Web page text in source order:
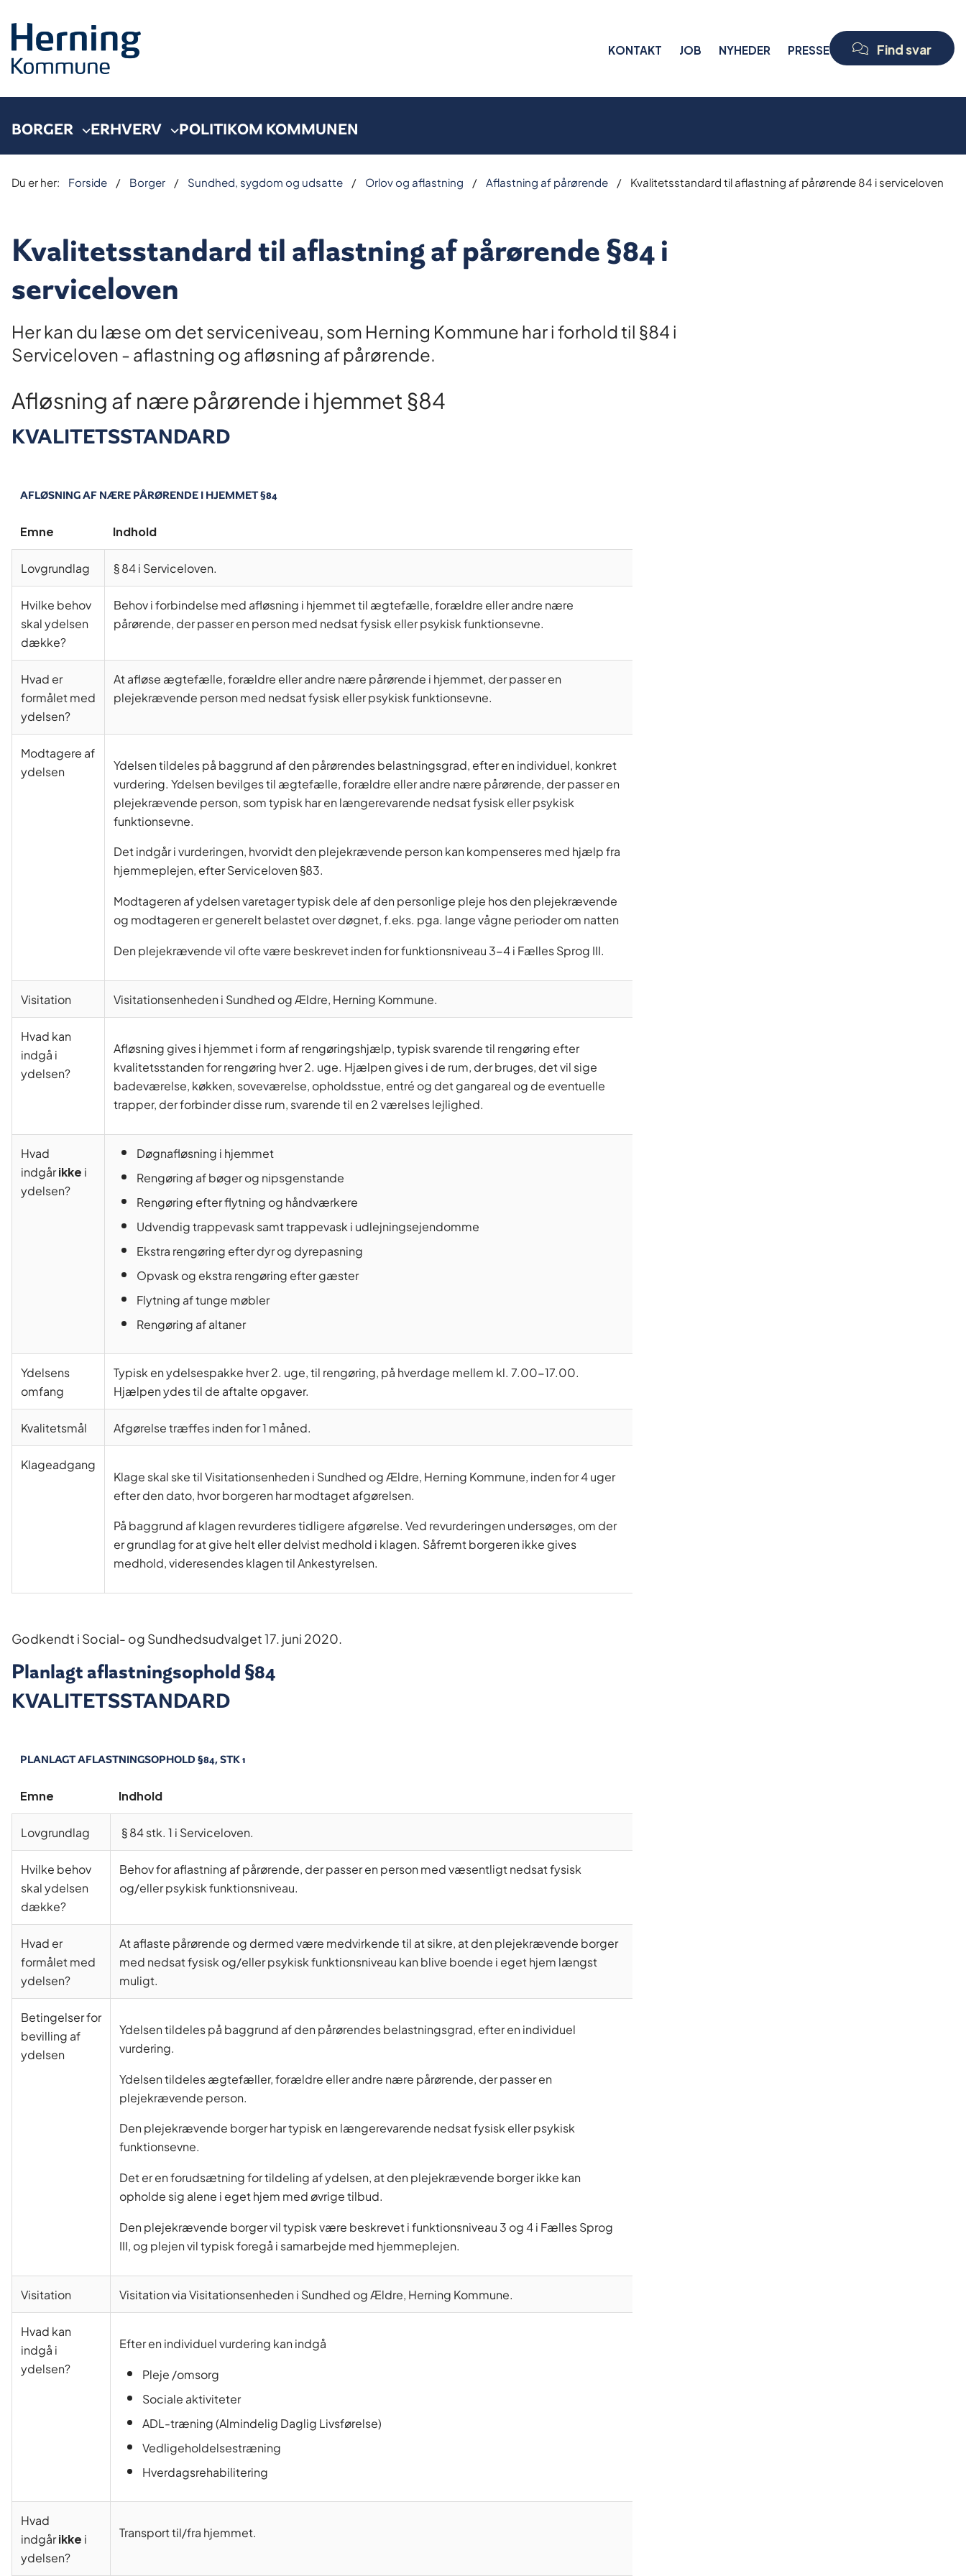
KONTAKT JOB NYHEDER PRESSE Find svar
BORGER ERHVERV POLITIKOM KOMMUNEN
Du er her: Forside Borger Sundhed, sygdom og udsatte Orlov og aflastning Aflastning af pårørende Kvalitetsstandard til aflastning af pårørende 84 i serviceloven
Kvalitetsstandard til aflastning af pårørende §84 i
serviceloven
Her kan du læse om det serviceniveau, som Herning Kommune har i forhold til §84 i
Serviceloven - aflastning og afløsning af pårørende.
Afløsning af nære pårørende i hjemmet §84
KVALITETSSTANDARD
AFLØSNING AF NÆRE PÅRØRENDE I HJEMMET §84
Emne
Indhold
Lovgrundlag
§ 84 i Serviceloven.
Hvilke behov
skal ydelsen
dække?
Behov i forbindelse med afløsning i hjemmet til ægtefælle, forældre eller andre nære
pårørende, der passer en person med nedsat fysisk eller psykisk funktionsevne.
Hvad er
formålet med
ydelsen?
At afløse ægtefælle, forældre eller andre nære pårørende i hjemmet, der passer en
plejekrævende person med nedsat fysisk eller psykisk funktionsevne.
Modtagere af
ydelsen
Ydelsen tildeles på baggrund af den pårørendes belastningsgrad, efter en individuel, konkret
vurdering. Ydelsen bevilges til ægtefælle, forældre eller andre nære pårørende, der passer en
plejekrævende person, som typisk har en længerevarende nedsat fysisk eller psykisk
funktionsevne.
Det indgår i vurderingen, hvorvidt den plejekrævende person kan kompenseres med hjælp fra
hjemmeplejen, efter Serviceloven §83.
Modtageren af ydelsen varetager typisk dele af den personlige pleje hos den plejekrævende
og modtageren er generelt belastet over døgnet, f.eks. pga. lange vågne perioder om natten
Den plejekrævende vil ofte være beskrevet inden for funktionsniveau 3-4 i Fælles Sprog III.
Visitation
Visitationsenheden i Sundhed og Ældre, Herning Kommune.
Hvad kan
indgå i
ydelsen?
Afløsning gives i hjemmet i form af rengøringshjælp, typisk svarende til rengøring efter
kvalitetsstanden for rengøring hver 2. uge. Hjælpen gives i de rum, der bruges, det vil sige
badeværelse, køkken, soveværelse, opholdsstue, entré og det gangareal og de eventuelle
trapper, der forbinder disse rum, svarende til en 2 værelses lejlighed.
Hvad
indgårikkei
ydelsen?
Døgnafløsning i hjemmet
Rengøring af bøger og nipsgenstande
Rengøring efter flytning og håndværkere
Udvendig trappevask samt trappevask i udlejningsejendomme
Ekstra rengøring efter dyr og dyrepasning
Opvask og ekstra rengøring efter gæster
Flytning af tunge møbler
Rengøring af altaner
Ydelsens
omfang
Typisk en ydelsespakke hver 2. uge, til rengøring, på hverdage mellem kl. 7.00-17.00.
Hjælpen ydes til de aftalte opgaver.
Kvalitetsmål
Afgørelse træffes inden for 1 måned.
Klageadgang
Klage skal ske til Visitationsenheden i Sundhed og Ældre, Herning Kommune, inden for 4 uger
efter den dato, hvor borgeren har modtaget afgørelsen.
På baggrund af klagen revurderes tidligere afgørelse. Ved revurderingen undersøges, om der
er grundlag for at give helt eller delvist medhold i klagen. Såfremt borgeren ikke gives
medhold, videresendes klagen til Ankestyrelsen.
Godkendt i Social- og Sundhedsudvalget 17. juni 2020.
Planlagt aflastningsophold §84
KVALITETSSTANDARD
PLANLAGT AFLASTNINGSOPHOLD §84, STK 1
Emne
Indhold
Lovgrundlag
§ 84 stk. 1 i Serviceloven.
Hvilke behov
skal ydelsen
dække?
Behov for aflastning af pårørende, der passer en person med væsentligt nedsat fysisk
og/eller psykisk funktionsniveau.
Hvad er
formålet med
ydelsen?
At aflaste pårørende og dermed være medvirkende til at sikre, at den plejekrævende borger
med nedsat fysisk og/eller psykisk funktionsniveau kan blive boende i eget hjem længst
muligt.
Betingelser for
bevilling af
ydelsen
Ydelsen tildeles på baggrund af den pårørendes belastningsgrad, efter en individuel
vurdering.
Ydelsen tildeles ægtefæller, forældre eller andre nære pårørende, der passer en
plejekrævende person.
Den plejekrævende borger har typisk en længerevarende nedsat fysisk eller psykisk
funktionsevne.
Det er en forudsætning for tildeling af ydelsen, at den plejekrævende borger ikke kan
opholde sig alene i eget hjem med øvrige tilbud.
Den plejekrævende borger vil typisk være beskrevet i funktionsniveau 3 og 4 i Fælles Sprog
III, og plejen vil typisk foregå i samarbejde med hjemmeplejen.
Visitation
Visitation via Visitationsenheden i Sundhed og Ældre, Herning Kommune.
Hvad kan
indgå i
ydelsen?
Efter en individuel vurdering kan indgå
Pleje /omsorg
Sociale aktiviteter
ADL-træning (Almindelig Daglig Livsførelse)
Vedligeholdelsestræning
Hverdagsrehabilitering
Hvad
indgårikkei
ydelsen?
Transport til/fra hjemmet.